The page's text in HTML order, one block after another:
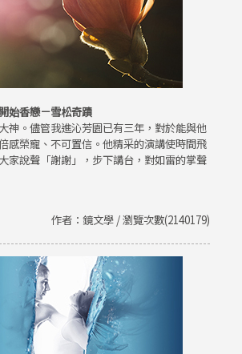
始香戀－雪松奇蹟
神。儘管我進沁芳園已有三年，對於能與他
感榮寵、不可置信。他精采的演講使時間飛
家說聲「謝謝」，步下講台，對如雷的掌聲
作者：鏡文學 / 瀏覽次數(2140179)